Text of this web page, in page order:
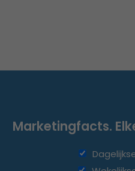
Marketingfacts.